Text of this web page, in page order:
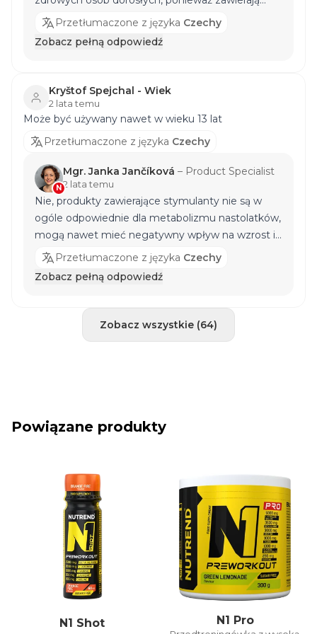
tiaminy, ekstrakt pieprzu czarnego (95% piperyny)
- Bioperine®.
kombinację kilku substancji aktywnych o działaniu
są wskazane dla osób z nadciśnieniem (nawet
ekstrakt z papryki) itp. Najlepiej skonsultować się z
przeszkolonym doradcą, a w przypadku
jakichkolwiek problemów - z lekarzem, aby ustalić,
czy stosowanie jest odpowiednie. Z poważaniem,
Przetłumaczone z języka Czechy
Zobacz pełną odpowiedź
Kryštof Spejchal - Wiek
2 lata temu
Może być używany nawet w wieku 13 lat
Przetłumaczone z języka Czechy
N
Mgr. Janka Jančíková – Product Specialist
2 lata temu
Nie, produkty zawierające stymulanty nie są w
ogóle odpowiednie dla metabolizmu nastolatków,
mogą nawet mieć negatywny wpływ na wzrost i
pracę nerek. W celu uzupełnienia energii przed i
(https://www.nutrend.pl/produkt/isodrinx-
wymagających aktywności"). Pozdrawiam Mgr.
Janka Jančíková
Przetłumaczone z języka Czechy
Zobacz pełną odpowiedź
Zobacz wszystkie (64)
Powiązane produkty
N1 Shot N1 Pro